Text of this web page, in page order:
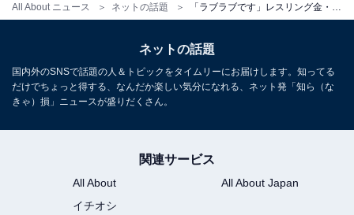
All About ニュース ネットの話題
ネットの話題
国内外のSNSで話題の人＆トピックをタイムリーにお届けします。知ってる
だけでちょっと得する、なんだか楽しい気分になれる、ネット発「知ら（な
きゃ）損」ニュースが盛りだくさん。
関連サービス
All About
All About Japan
イチオシ